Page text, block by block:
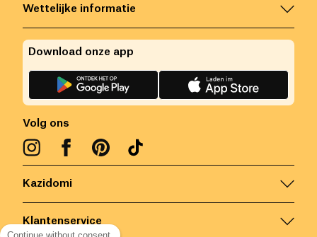
Kazidomi
Klantenservice
Wettelijke informatie
Volg ons
Download onze app
Continue without consent